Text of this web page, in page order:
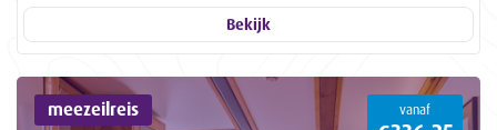
Bekijk
meezeilreis vanaf